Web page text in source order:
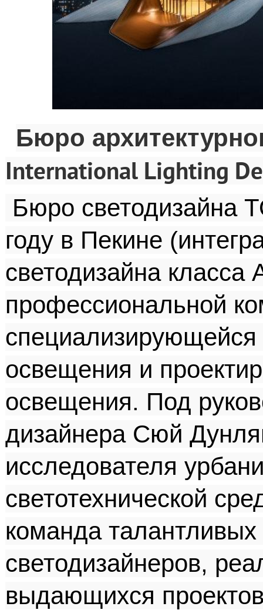
Бюро
International Lighting
Бюро светодизайна
году в Пекине
светодизайна класса
профессиональной
специализирующейся
освещения и
освещения. Под
дизайнера Сюй
исследователя
светотехнической
команда талантливых
светодизайнеров,
выдающихся